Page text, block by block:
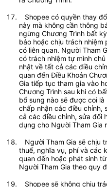
này mà không cần thông
ngừng Chương Trình bất
báo hoặc chịu trách
có liên quan. Người Tham
có trách nhiệm tự mình
nhật về tất cả các điều
quan đến Điều Khoản
Gia tiếp tục tham gia vào
Chương Trình sau khi có
bổ sung nào sẽ được coi
chấp nhận các điều chỉnh,
cả các điều chỉnh, sửa đổi
thuế, nghĩa vụ, phí và các
quan đến hoặc phát sinh